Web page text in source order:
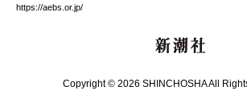
https://aebs.or.jp/
Copyright © 2026 SHINCHOSHA All